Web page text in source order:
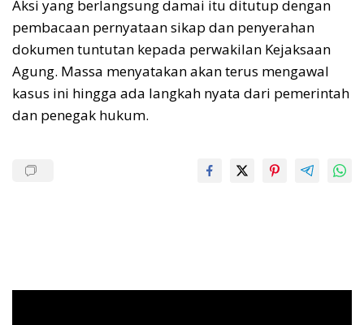
Aksi yang berlangsung damai itu ditutup dengan
pembacaan pernyataan sikap dan penyerahan
dokumen tuntutan kepada perwakilan Kejaksaan
Agung. Massa menyatakan akan terus mengawal
kasus ini hingga ada langkah nyata dari pemerintah
dan penegak hukum.